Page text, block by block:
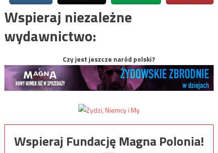
Wspieraj niezależne
wydawnictwo:
Czy jest jeszcze naród polski?
Wspieraj Fundację Magna Polonia!